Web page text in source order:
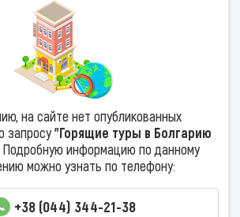
на сайте нет опубликованных
запросу"Горящие туры в Болгарию
Подробную информацию по данному
можно узнать по телефону:
+38 (044) 344-21-38